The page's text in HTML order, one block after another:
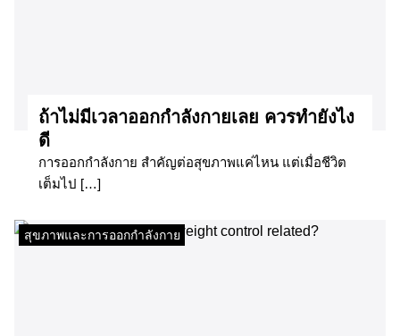
ถ้าไม่มีเวลาออกกำลังกายเลย ควรทำยังไง
ดี
การออกกำลังกาย สำคัญต่อสุขภาพแค่ไหน แต่เมื่อชีวิต
เต็มไป […]
สุขภาพและการออกกำลังกาย